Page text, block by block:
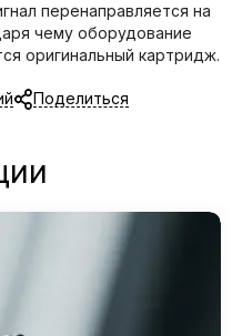
перенаправляется на
чему оборудование
оригинальный картридж.
Поделиться